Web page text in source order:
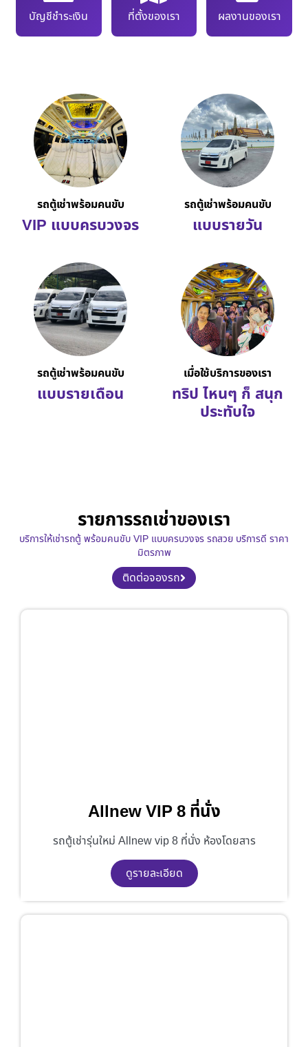
บัญชีชำระเงิน ที่ตั้งของเรา ผลงานของเรา
รถตู้เช่าพร้อมคนขับ
VIP แบบครบวงจร
รถตู้เช่าพร้อมคนขับ
แบบรายวัน
รถตู้เช่าพร้อมคนขับ
แบบรายเดือน
เมื่อใช้บริการของเรา
ทริป ไหนๆ ก็ สนุก
ประทับใจ
รายการรถเช่าของเรา
บริการให้เช่ารถตู้ พร้อมคนขับ VIP แบบครบวงจร รถสวย บริการดี ราคา
มิตรภาพ
ติดต่อจองรถ
Allnew VIP 8 ที่นั่ง
รถตู้เช่ารุ่นใหม่ Allnew vip 8 ที่นั่ง ห้องโดยสาร
ดูรายละเอียด